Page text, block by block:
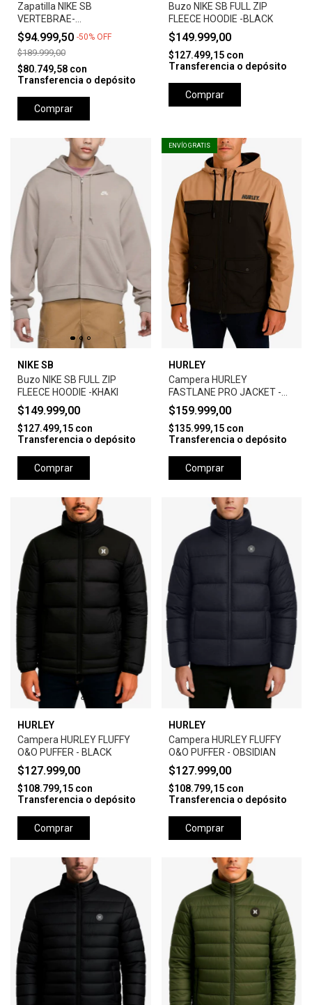
Zapatilla NIKE SB
VERTEBRAE-
ADOBE/EARTH/NOBLE
RED/MELON TINT
$94.999,50 -50% OFF
$189.999,00
$80.749,58 con
Transferencia o depósito
Comprar
Buzo NIKE SB FULL ZIP
FLEECE HOODIE -BLACK
$149.999,00
$127.499,15 con
Transferencia o depósito
Comprar
NIKE SB
Buzo NIKE SB FULL ZIP
FLEECE HOODIE -KHAKI
$149.999,00
$127.499,15 con
Transferencia o depósito
Comprar
ENVÍO GRATIS
HURLEY
Campera HURLEY
FASTLANE PRO JACKET -
CAMEL
$159.999,00
$135.999,15 con
Transferencia o depósito
Comprar
HURLEY
Campera HURLEY FLUFFY
O&O PUFFER - BLACK
$127.999,00
$108.799,15 con
Transferencia o depósito
Comprar
HURLEY
Campera HURLEY FLUFFY
O&O PUFFER - OBSIDIAN
$127.999,00
$108.799,15 con
Transferencia o depósito
Comprar